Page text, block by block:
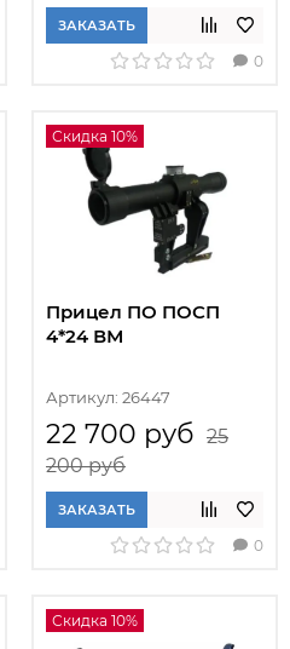
ЗАКАЗАТЬ
0
Скидка 10%
Прицел ПО ПОСП
4*24 ВМ
Артикул: 26447
22 700 руб 25
200 руб
ЗАКАЗАТЬ
0
Скидка 10%